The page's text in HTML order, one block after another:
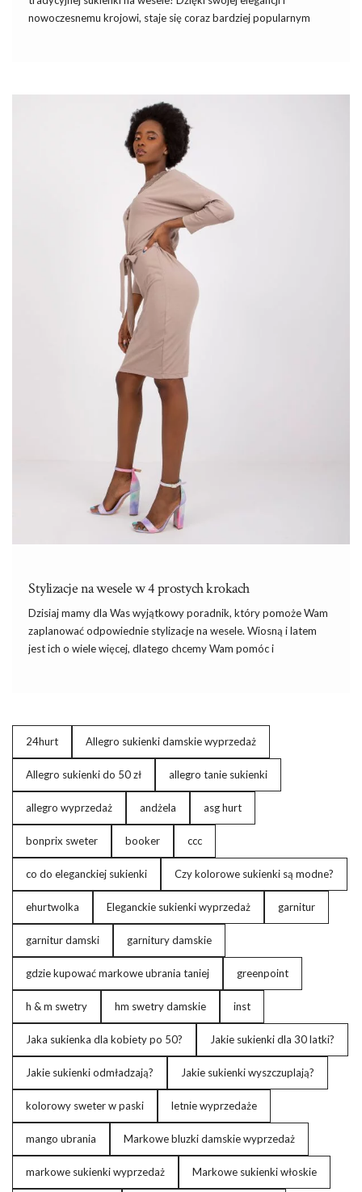
nowoczesnemu krojowi, staje się coraz bardziej popularnym
w najmodniejszym wydaniu sezonu. Wybierając odpowiedni
, można stworzyć wyjątkową stylizację, która
będzie idealnym wyborem na ślub i przyjęcie weselne.
Skąd się wziął modny kombinezon
Stylizacje na wesele w 4 prostych krokach
Dzisiaj mamy dla Was wyjątkowy poradnik, który pomoże Wam
zaplanować odpowiednie stylizacje na wesele. Wiosną i latem
jest ich o wiele więcej, dlatego chcemy Wam pomóc i
Sukienki na wesele
Najważniejsza jest kreacja, jaką wybierzemy na wesele. Dzisiaj
wybiera właśnie taki strój. Najczęściej decydujemy się na modele
modele są idealne dla pań …
24hurt Allegro sukienki damskie wyprzedaż
Allegro sukienki do 50 zł allegro tanie sukienki
allegro wyprzedaż andżela asg hurt
bonprix sweter booker ccc
co do eleganckiej sukienki Czy kolorowe sukienki są modne?
ehurtwolka Eleganckie sukienki wyprzedaż garnitur
garnitur damski garnitury damskie
gdzie kupować markowe ubrania taniej greenpoint
h & m swetry hm swetry damskie inst
Jaka sukienka dla kobiety po 50? Jakie sukienki dla 30 latki?
Jakie sukienki odmładzają? Jakie sukienki wyszczuplają?
kolorowy sweter w paski letnie wyprzedaże
mango ubrania Markowe bluzki damskie wyprzedaż
markowe sukienki wyprzedaż Markowe sukienki włoskie